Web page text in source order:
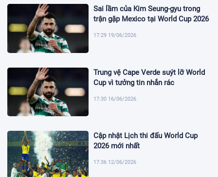
Sai lầm của Kim Seung-gyu trong
trận gặp Mexico tại World Cup 2026
17:29 19/06/2026
Trung vệ Cape Verde suýt lỡ World
Cup vì tưởng tin nhắn rác
17:30 16/06/2026
Cập nhật Lịch thi đấu World Cup
2026 mới nhất
17:36 12/06/2026